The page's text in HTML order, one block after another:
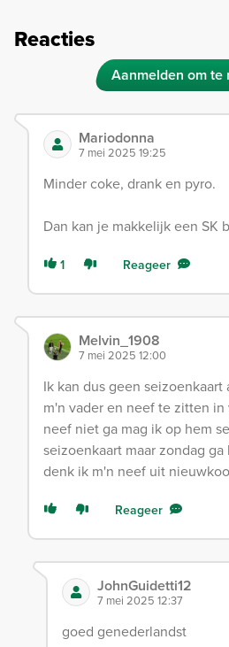
Reacties
Aanmelden om te
Mariodonna
7 mei 2025 19:25
Minder coke, drank en pyro.
Dan kan je makkelijk een SK
1 Reageer
Melvin_1908
7 mei 2025 12:00
Ik kan dus geen seizoenkaart
m'n vader en neef te zitten in
neef niet ga mag ik op hem
seizoenkaart maar zondag
denk ik m'n neef uit
Reageer
JohnGuidetti12
7 mei 2025 12:37
goed genederlandst